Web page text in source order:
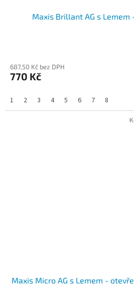
Maxis Brillant AG s Lemem
687,50 Kč bez DPH
770 Kč
1 2 3 4 5 6 7 8
Maxis Micro AG s Lemem -